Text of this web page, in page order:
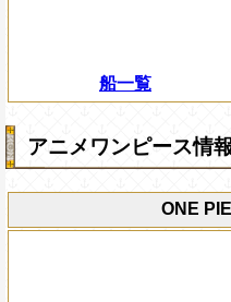
船一覧
アニメワンピース情
ONE